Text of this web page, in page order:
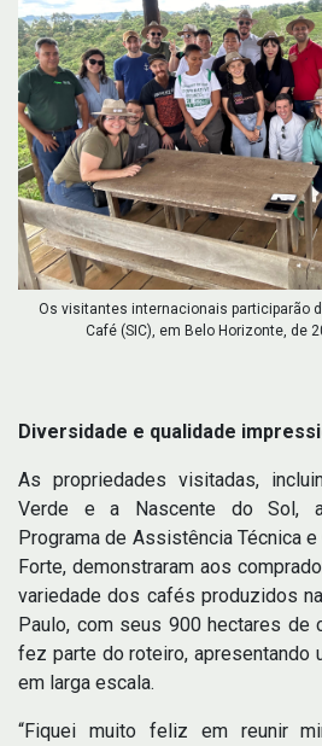
Os visitantes internacionais participarão
Café (SIC), em Belo Horizonte, de
Diversidade e qualidade
As propriedades visitadas,
Verde e a Nascente do Sol,
Programa de Assistência Técnica e
Forte, demonstraram aos
variedade dos cafés produzidos
Paulo, com seus 900 hectares de
fez parte do roteiro, apresentando
em larga escala.
“Fiquei muito feliz em reunir